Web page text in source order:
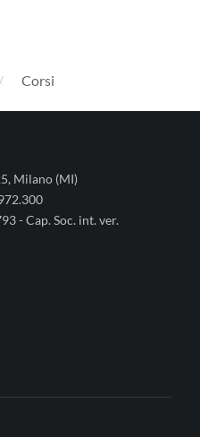
Corsi
Milano (MI)
- Cap. Soc. int. ver.